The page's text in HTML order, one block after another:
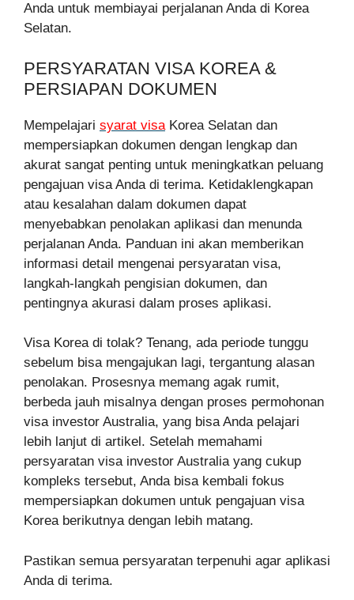
Anda untuk membiayai perjalanan Anda di Korea
Selatan.
PERSYARATAN VISA KOREA &
PERSIAPAN DOKUMEN
Mempelajari syarat visa Korea Selatan dan
mempersiapkan dokumen dengan lengkap dan
akurat sangat penting untuk meningkatkan peluang
pengajuan visa Anda di terima. Ketidaklengkapan
atau kesalahan dalam dokumen dapat
menyebabkan penolakan aplikasi dan menunda
perjalanan Anda. Panduan ini akan memberikan
informasi detail mengenai persyaratan visa,
langkah-langkah pengisian dokumen, dan
pentingnya akurasi dalam proses aplikasi.
Visa Korea di tolak? Tenang, ada periode tunggu
sebelum bisa mengajukan lagi, tergantung alasan
penolakan. Prosesnya memang agak rumit,
berbeda jauh misalnya dengan proses permohonan
visa investor Australia, yang bisa Anda pelajari
lebih lanjut di artikel. Setelah memahami
persyaratan visa investor Australia yang cukup
kompleks tersebut, Anda bisa kembali fokus
mempersiapkan dokumen untuk pengajuan visa
Korea berikutnya dengan lebih matang.
Pastikan semua persyaratan terpenuhi agar aplikasi
Anda di terima.